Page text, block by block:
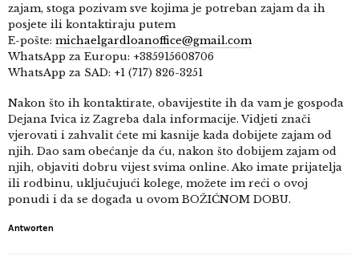
zajam, stoga pozivam sve kojima je potreban zajam da ih
posjete ili kontaktiraju putem
E-pošte: michaelgardloanoffice@gmail.com
WhatsApp za Europu: +385915608706
WhatsApp za SAD: +1 (717) 826-3251
Nakon što ih kontaktirate, obavijestite ih da vam je gospođa
Dejana Ivica iz Zagreba dala informacije. Vidjeti znači
vjerovati i zahvalit ćete mi kasnije kada dobijete zajam od
njih. Dao sam obećanje da ću, nakon što dobijem zajam od
njih, objaviti dobru vijest svima online. Ako imate prijatelja
ili rodbinu, uključujući kolege, možete im reći o ovoj
ponudi i da se događa u ovom BOŽIĆNOM DOBU.
Antworten